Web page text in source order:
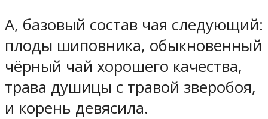
А, базовый состав чая следующий:
плоды шиповника, обыкновенный
чёрный чай хорошего качества,
трава душицы с травой зверобоя,
и корень девясила.